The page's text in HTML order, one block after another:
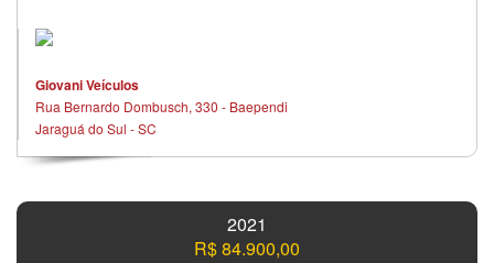
Giovani Veículos
Rua Bernardo Dombusch, 330 - Baependi
Jaraguá do Sul - SC
2021
R$ 84.900,00